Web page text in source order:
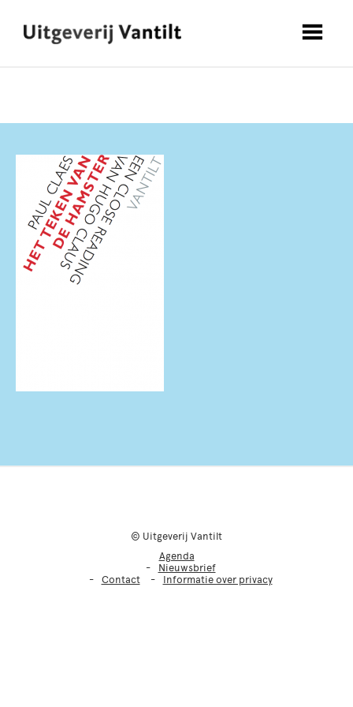
© Uitgeverij Vantilt
Agenda
Nieuwsbrief
Contact
Informatie over privacy